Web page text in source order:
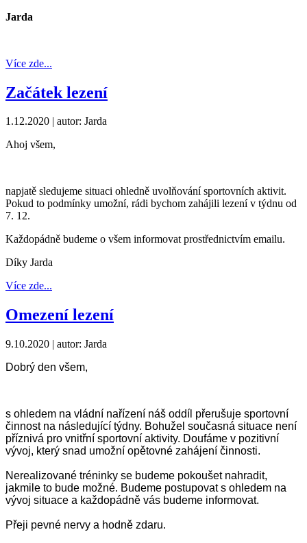
Jarda
Více zde...
Začátek lezení
1.12.2020 | autor: Jarda
Ahoj všem,
napjatě sledujeme situaci ohledně uvolňování sportovních aktivit.
Pokud to podmínky umožní, rádi bychom zahájili lezení v týdnu od
7. 12.
Každopádně budeme o všem informovat prostřednictvím emailu.
Díky Jarda
Více zde...
Omezení lezení
9.10.2020 | autor: Jarda
Dobrý den všem,
s ohledem na vládní nařízení náš oddíl přerušuje sportovní
činnost na následující týdny. Bohužel současná situace není
příznivá pro vnitřní sportovní aktivity. Doufáme v pozitivní
vývoj, který snad umožní opětovné zahájení činnosti.
Nerealizované tréninky se budeme pokoušet nahradit,
jakmile to bude možné. Budeme postupovat s ohledem na
vývoj situace a každopádně vás budeme informovat.
Přeji pevné nervy a hodně zdaru.